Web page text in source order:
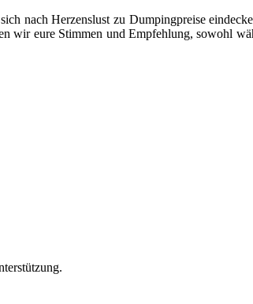
nach Herzenslust zu Dumpingpreise
wir eure Stimmen und Empfehlung, sowohl